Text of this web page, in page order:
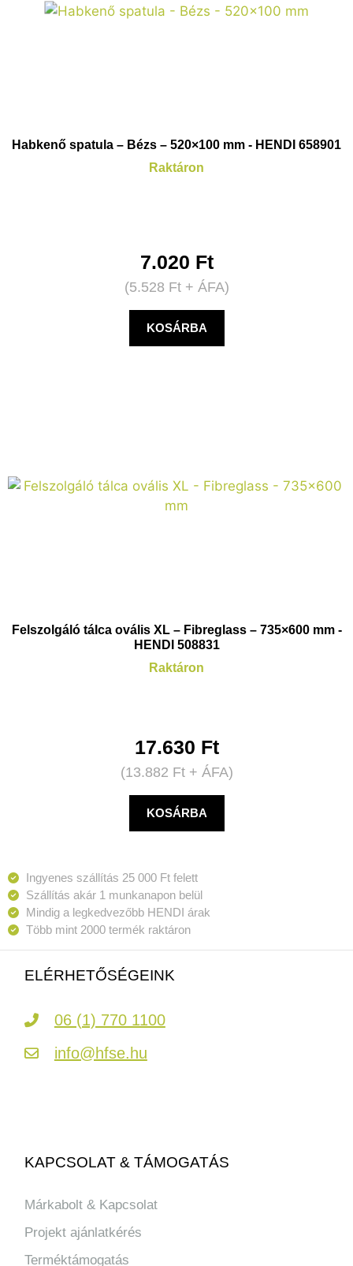
Habkenő spatula – Bézs – 520×100 mm - HENDI 658901
Raktáron
7.020 Ft
(5.528 Ft+ ÁFA)
KOSÁRBA
Felszolgáló tálca ovális XL – Fibreglass – 735×600 mm -
HENDI 508831
Raktáron
17.630 Ft
(13.882 Ft+ ÁFA)
KOSÁRBA
Ingyenes szállítás 25 000 Ft felett
Szállítás akár 1 munkanapon belül
Mindig a legkedvezőbb HENDI árak
Több mint 2000 termék raktáron
ELÉRHETŐSÉGEINK
06 (1) 770 1100
info@hfse.hu
KAPCSOLAT & TÁMOGATÁS
Márkabolt & Kapcsolat
Projekt ajánlatkérés
Terméktámogatás